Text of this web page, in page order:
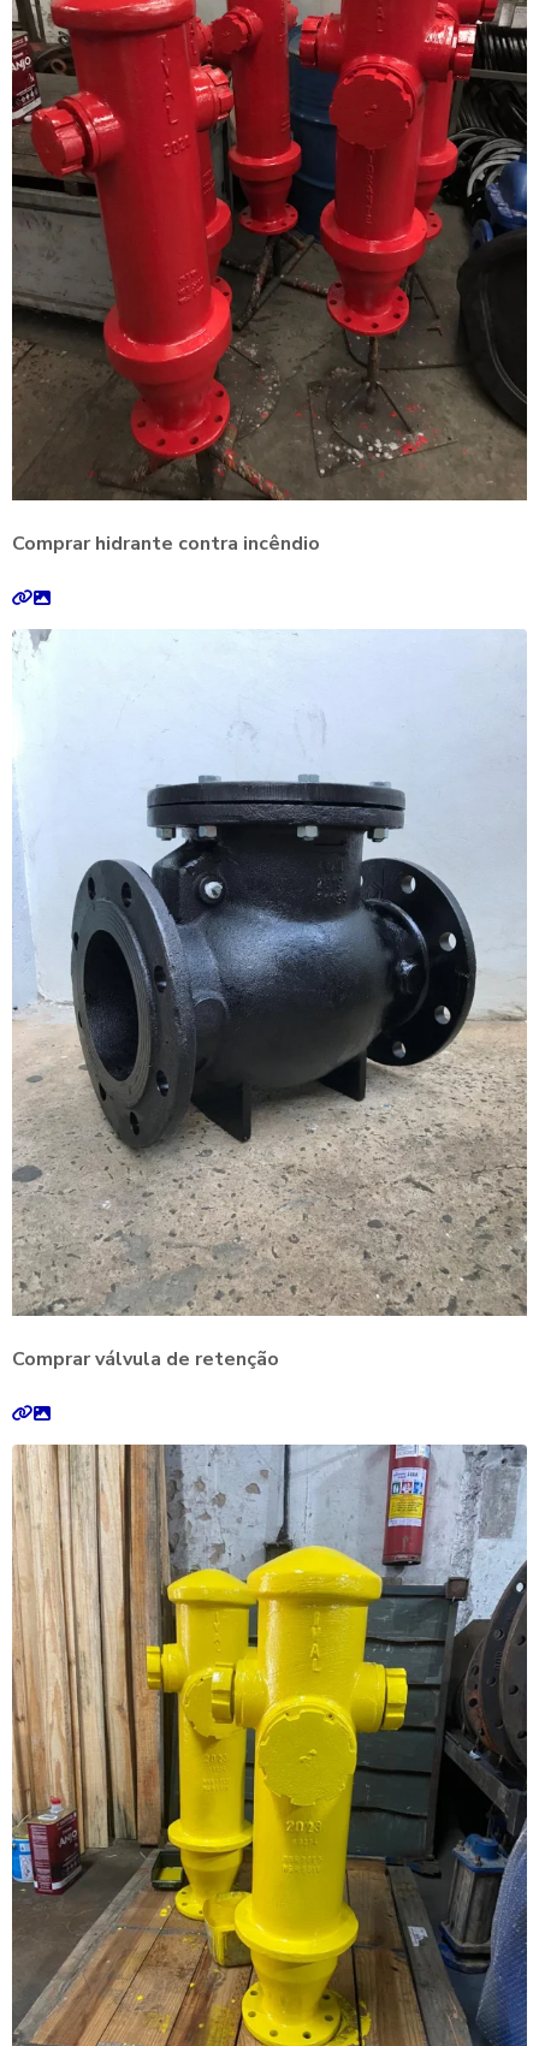
Comprar hidrante contra incêndio
Comprar válvula de retenção